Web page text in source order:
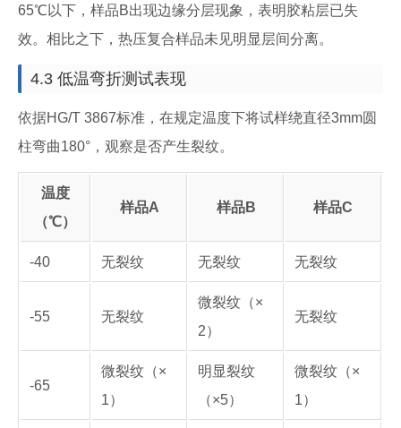
65℃以下，样品B出现边缘分层现象，表明胶粘层已失
效。相比之下，热压复合样品未见明显层间分离。
4.3 低温弯折测试表现
依据HG/T 3867标准，在规定温度下将试样绕直径3mm圆
柱弯曲180°，观察是否产生裂纹。
温度
（℃）
样品A 样品B 样品C
-40 无裂纹 无裂纹 无裂纹
-55 无裂纹
微裂纹（×
2）
无裂纹
-65
微裂纹（×
1）
明显裂纹
（×5）
微裂纹（×
1）